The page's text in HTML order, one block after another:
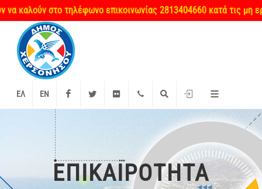
στο τηλέφωνο επικοινωνίας 2813404660 κατά τις μη
ΕΛ EN FacebookTwitter Flickr +2897 340000Αναζήτηση
Είσοδος
ΕΠΙΚΑΙΡΌΤΗΤΑ